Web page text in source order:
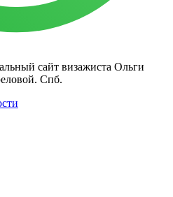
сайт визажиста Ольги
Спб.